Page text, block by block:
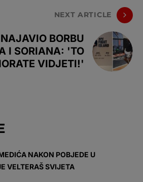
NEXT ARTICLE
BORBU
I SORIANA: 'TO
VIDJETI!'
NAKON POBJEDE U
VELTERAŠ SVIJETA